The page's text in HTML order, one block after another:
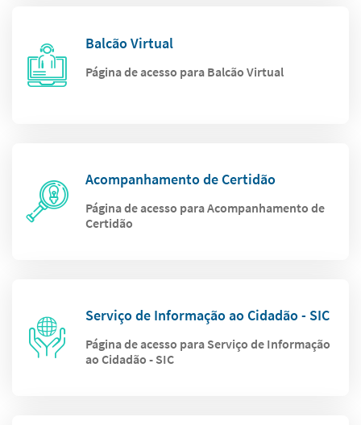
Balcão Virtual
Página de acesso para Balcão Virtual
Acompanhamento de Certidão
Página de acesso para Acompanhamento de
Certidão
Serviço de Informação ao Cidadão - SIC
Página de acesso para Serviço de Informação
ao Cidadão - SIC